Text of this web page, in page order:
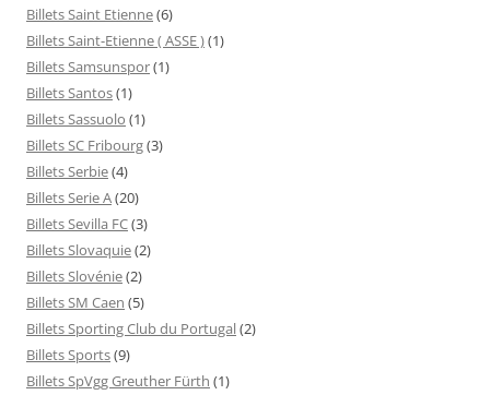
Billets Saint Etienne(6)
Billets Saint-Etienne ( ASSE )(1)
Billets Samsunspor(1)
Billets Santos(1)
Billets Sassuolo (1)
Billets SC Fribourg(3)
Billets Serbie(4)
Billets Serie A(20)
Billets Sevilla FC(3)
Billets Slovaquie(2)
Billets Slovénie(2)
Billets SM Caen (5)
Billets Sporting Club du Portugal(2)
Billets Sports(9)
Billets SpVgg Greuther Fürth (1)